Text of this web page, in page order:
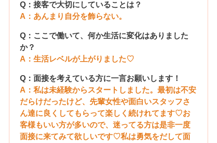
Q：接客で大切にしていることは？
A：あんまり自分を飾らない。
Q：ここで働いて、何か生活に変化はありました
か？
A：生活レベルが上がりました♡
Q：面接を考えている方に一言お願いします！
A：私は未経験からスタートしました。最初は不安
だらけだったけど、先輩女性や面白いスタッフさ
ん達に良くしてもらって楽しく続けれてます♡お
客様もいい方が多いので、迷ってる方は是非一度
面接に来てみて欲しいです♡私は勇気をだして面